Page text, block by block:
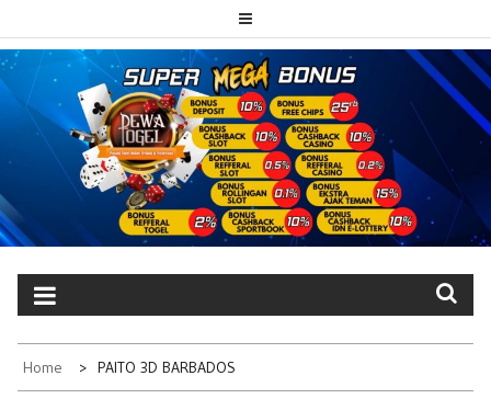
content
PAITO TOTO
DEWATOGEL
Portal berita dewatogel update setiap hari
Home PAITO 3D BARBADOS